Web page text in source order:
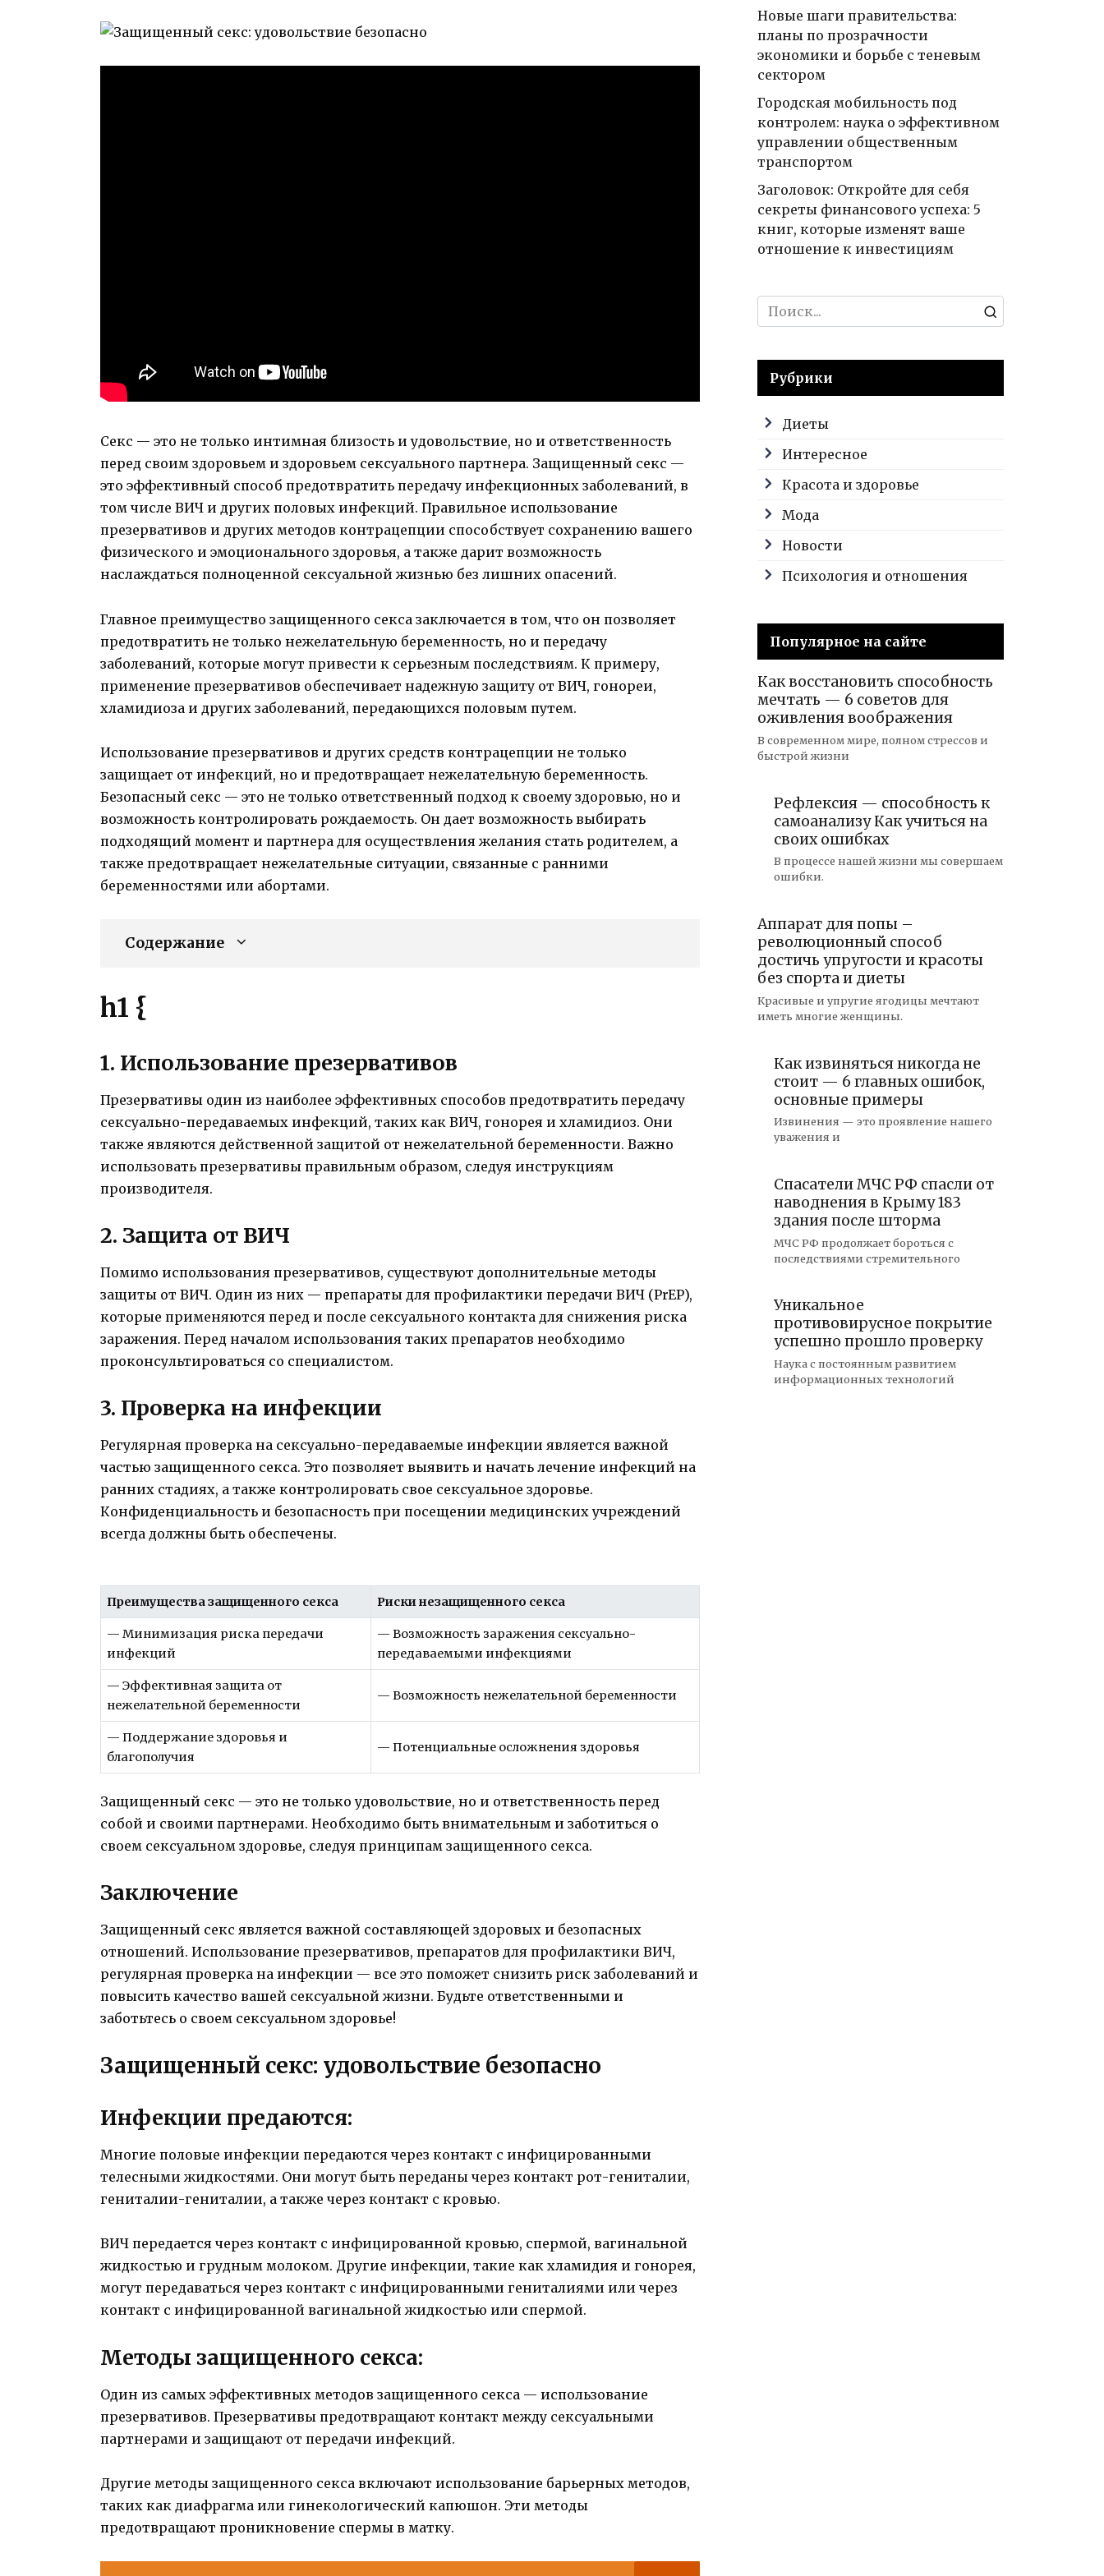
Секс — это не только интимная близость и удовольствие, но и ответственность
перед своим здоровьем и здоровьем сексуального партнера. Защищенный секс —
это эффективный способ предотвратить передачу инфекционных заболеваний, в
том числе ВИЧ и других половых инфекций. Правильное использование
презервативов и других методов контрацепции способствует сохранению вашего
физического и эмоционального здоровья, а также дарит возможность
наслаждаться полноценной сексуальной жизнью без лишних опасений.
Главное преимущество защищенного секса заключается в том, что он позволяет
предотвратить не только нежелательную беременность, но и передачу
заболеваний, которые могут привести к серьезным последствиям. К примеру,
применение презервативов обеспечивает надежную защиту от ВИЧ, гонореи,
хламидиоза и других заболеваний, передающихся половым путем.
Использование презервативов и других средств контрацепции не только
защищает от инфекций, но и предотвращает нежелательную беременность.
Безопасный секс — это не только ответственный подход к своему здоровью, но и
возможность контролировать рождаемость. Он дает возможность выбирать
подходящий момент и партнера для осуществления желания стать родителем, а
также предотвращает нежелательные ситуации, связанные с ранними
беременностями или абортами.
Содержание
h1 {
1. Использование презервативов
Презервативы один из наиболее эффективных способов предотвратить передачу
сексуально-передаваемых инфекций, таких как ВИЧ, гонорея и хламидиоз. Они
также являются действенной защитой от нежелательной беременности. Важно
использовать презервативы правильным образом, следуя инструкциям
производителя.
2. Защита от ВИЧ
Помимо использования презервативов, существуют дополнительные методы
защиты от ВИЧ. Один из них — препараты для профилактики передачи ВИЧ (PrEP),
которые применяются перед и после сексуального контакта для снижения риска
заражения. Перед началом использования таких препаратов необходимо
проконсультироваться со специалистом.
3. Проверка на инфекции
Регулярная проверка на сексуально-передаваемые инфекции является важной
частью защищенного секса. Это позволяет выявить и начать лечение инфекций на
ранних стадиях, а также контролировать свое сексуальное здоровье.
Конфиденциальность и безопасность при посещении медицинских учреждений
всегда должны быть обеспечены.
Преимущества защищенного секса Риски незащищенного секса
— Минимизация риска передачи
инфекций
— Возможность заражения сексуально-
передаваемыми инфекциями
— Эффективная защита от
нежелательной беременности
— Возможность нежелательной беременности
— Поддержание здоровья и
благополучия
— Потенциальные осложнения здоровья
Защищенный секс — это не только удовольствие, но и ответственность перед
собой и своими партнерами. Необходимо быть внимательным и заботиться о
своем сексуальном здоровье, следуя принципам защищенного секса.
Заключение
Защищенный секс является важной составляющей здоровых и безопасных
отношений. Использование презервативов, препаратов для профилактики ВИЧ,
регулярная проверка на инфекции — все это поможет снизить риск заболеваний и
повысить качество вашей сексуальной жизни. Будьте ответственными и
заботьтесь о своем сексуальном здоровье!
Защищенный секс: удовольствие безопасно
Инфекции предаются:
Многие половые инфекции передаются через контакт с инфицированными
телесными жидкостями. Они могут быть переданы через контакт рот-гениталии,
гениталии-гениталии, а также через контакт с кровью.
ВИЧ передается через контакт с инфицированной кровью, спермой, вагинальной
жидкостью и грудным молоком. Другие инфекции, такие как хламидия и гонорея,
могут передаваться через контакт с инфицированными гениталиями или через
контакт с инфицированной вагинальной жидкостью или спермой.
Методы защищенного секса:
Один из самых эффективных методов защищенного секса — использование
презервативов. Презервативы предотвращают контакт между сексуальными
партнерами и защищают от передачи инфекций.
Другие методы защищенного секса включают использование барьерных методов,
таких как диафрагма или гинекологический капюшон. Эти методы
предотвращают проникновение спермы в матку.
Новые шаги правительства:
планы по прозрачности
экономики и борьбе с теневым
сектором
Городская мобильность под
контролем: наука о эффективном
управлении общественным
транспортом
Заголовок: Откройте для себя
секреты финансового успеха: 5
книг, которые изменят ваше
отношение к инвестициям
Search
for:
Рубрики
Диеты
Интересное
Красота и здоровье
Мода
Новости
Психология и отношения
Популярное на сайте
Как восстановить способность
мечтать — 6 советов для
оживления воображения
В современном мире, полном стрессов и
быстрой жизни
Рефлексия — способность к
самоанализу Как учиться на
своих ошибках
В процессе нашей жизни мы совершаем
ошибки.
Аппарат для попы –
революционный способ
достичь упругости и красоты
без спорта и диеты
Красивые и упругие ягодицы мечтают
иметь многие женщины.
Как извиняться никогда не
стоит — 6 главных ошибок,
основные примеры
Извинения — это проявление нашего
уважения и
Спасатели МЧС РФ спасли от
наводнения в Крыму 183
здания после шторма
МЧС РФ продолжает бороться с
последствиями стремительного
Уникальное
противовирусное покрытие
успешно прошло проверку
Наука с постоянным развитием
информационных технологий